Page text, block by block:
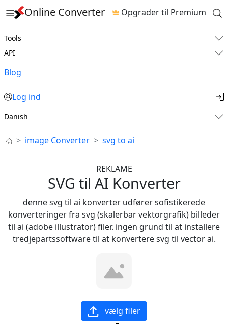
Online Converter Opgrader til Premium
Tools
API
Blog
Log ind
Danish
image Converter svg to ai
REKLAME
SVG til AI Konverter
denne svg til ai konverter udfører sofistikerede
konverteringer fra svg (skalerbar vektorgrafik) billeder
til ai (adobe illustrator) filer. ingen grund til at installere
tredjepartssoftware til at konvertere svg til vector ai.
vælg filer